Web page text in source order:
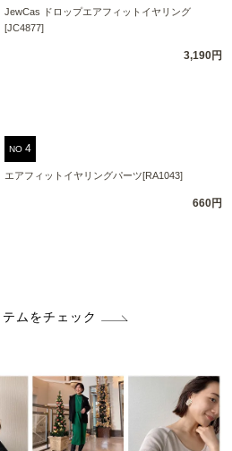
JewCas ドロップエアフィットイヤリング
[JC4877]
3,190円
NO
エアフィットイヤリングパーツ[RA1043]
660円
ムをチェック